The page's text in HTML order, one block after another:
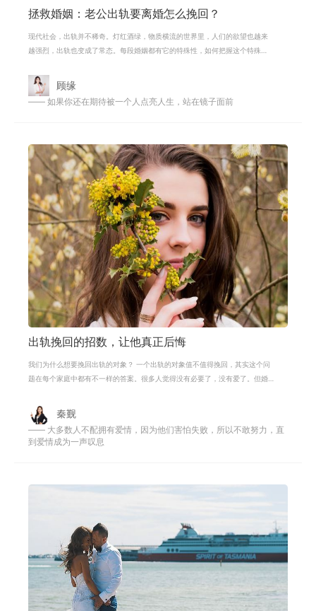
拯救婚姻：老公出轨要离婚怎么挽回？
现代社会，出轨并不稀奇。灯红酒绿，物质横流的世界里，人们的欲望也越来
越强烈，出轨也变成了常态。每段婚姻都有它的特殊性，如何把握这个特殊
顾缘
—— 如果你还在期待被一个人点亮人生，站在镜子面前
出轨挽回的招数，让他真正后悔
我们为什么想要挽回出轨的对象？ 一个出轨的对象值不值得挽回，其实这个问
题在每个家庭中都有不一样的答案。很多人觉得没有必要了，没有爱了。但婚
秦觐
—— 大多数人不配拥有爱情，因为他们害怕失败，所以不敢努力，直
到爱情成为一声叹息